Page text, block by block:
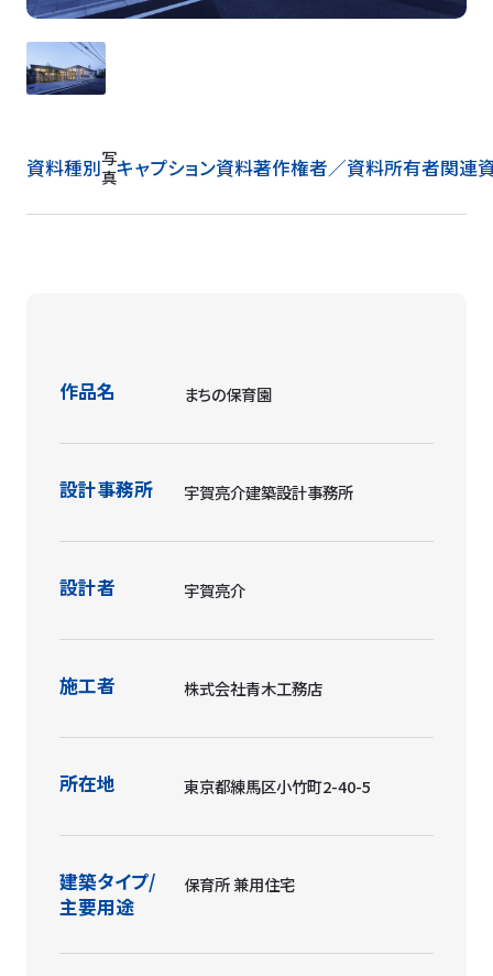
資料種別写
真キャプション資料著作権者／資料所有者関連
作品名 まちの保育園
設計事務所 宇賀亮介建築設計事務所
設計者 宇賀亮介
施工者 株式会社青木工務店
所在地 東京都練馬区小竹町2-40-5
建築タイプ/
主要用途
保育所 兼用住宅